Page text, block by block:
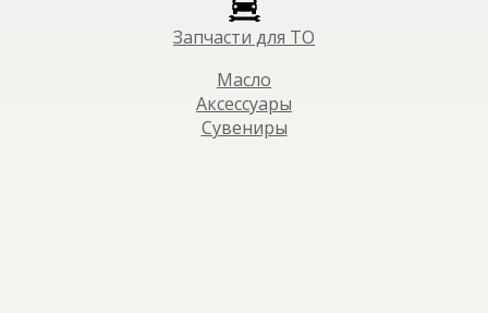
Запчасти для ТО
Масло
Аксессуары
Сувениры